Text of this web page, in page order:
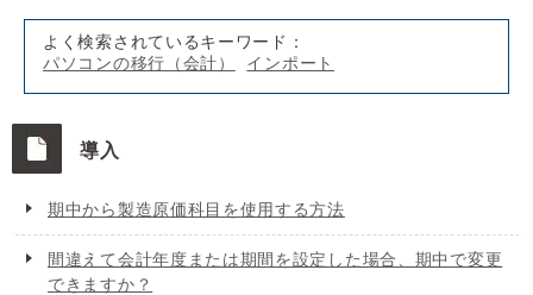
よく検索されているキーワード：
パソコンの移行（会計）
インポート
導入
期中から製造原価科目を使用する方法
間違えて会計年度または期間を設定した場合、期中で変更
できますか？